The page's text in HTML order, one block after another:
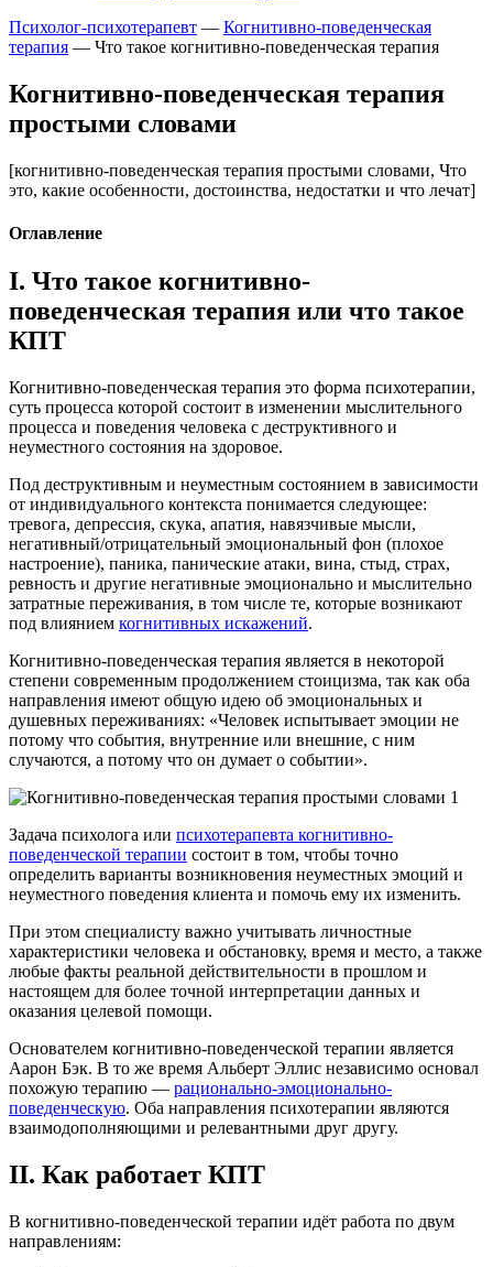
Психолог-психотерапевт — Когнитивно-поведенческая
терапия — Что такое когнитивно-поведенческая терапия
Когнитивно-поведенческая терапия
простыми словами
[когнитивно-поведенческая терапия простыми словами, Что
это, какие особенности, достоинства, недостатки и что лечат]
Оглавление
I. Что такое когнитивно-
поведенческая терапия или что такое
КПТ
Когнитивно-поведенческая терапия это форма психотерапии,
суть процесса которой состоит в изменении мыслительного
процесса и поведения человека с деструктивного и
неуместного состояния на здоровое.
Под деструктивным и неуместным состоянием в зависимости
от индивидуального контекста понимается следующее:
тревога, депрессия, скука, апатия, навязчивые мысли,
негативный/отрицательный эмоциональный фон (плохое
настроение), паника, панические атаки, вина, стыд, страх,
ревность и другие негативные эмоционально и мыслительно
затратные переживания, в том числе те, которые возникают
под влиянием когнитивных искажений.
Когнитивно-поведенческая терапия является в некоторой
степени современным продолжением стоицизма, так как оба
направления имеют общую идею об эмоциональных и
душевных переживаниях: «Человек испытывает эмоции не
потому что события, внутренние или внешние, с ним
случаются, а потому что он думает о событии».
Задача психолога или психотерапевта когнитивно-
поведенческой терапии состоит в том, чтобы точно
определить варианты возникновения неуместных эмоций и
неуместного поведения клиента и помочь ему их изменить.
При этом специалисту важно учитывать личностные
характеристики человека и обстановку, время и место, а также
любые факты реальной действительности в прошлом и
настоящем для более точной интерпретации данных и
оказания целевой помощи.
Основателем когнитивно-поведенческой терапии является
Аарон Бэк. В то же время Альберт Эллис независимо основал
похожую терапию — рационально-эмоционально-
поведенческую. Оба направления психотерапии являются
взаимодополняющими и релевантными друг другу.
II. Как работает КПТ
В когнитивно-поведенческой терапии идёт работа по двум
направлениям: